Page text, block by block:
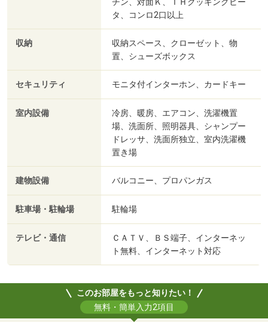
チン、対面Ｋ、ＩＨクッキングヒー
タ、コンロ2口以上
収納
収納スペース、クローゼット、物
置、シューズボックス
セキュリティ モニタ付インターホン、カードキー
室内設備
冷房、暖房、エアコン、洗濯機置
場、洗面所、照明器具、シャンプー
ドレッサ、洗面所独立、室内洗濯機
置き場
建物設備 バルコニー、プロパンガス
駐車場・駐輪場 駐輪場
テレビ・通信
ＣＡＴＶ、ＢＳ端子、インターネッ
ト無料、インターネット対応
このお部屋をもっと知りたい！
無料・簡単入力2項目